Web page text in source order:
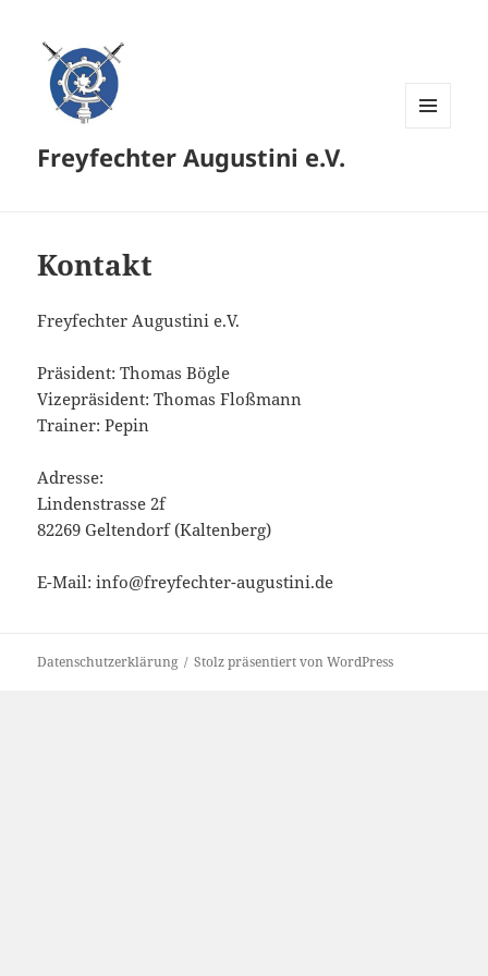
Freyfechter Augustini e.V.
Kontakt
Freyfechter Augustini e.V.
Präsident: Thomas Bögle
Vizepräsident: Thomas Floßmann
Trainer: Pepin
Adresse:
Lindenstrasse 2f
82269 Geltendorf (Kaltenberg)
E-Mail: info@freyfechter-augustini.de
Datenschutzerklärung Stolz präsentiert von WordPress